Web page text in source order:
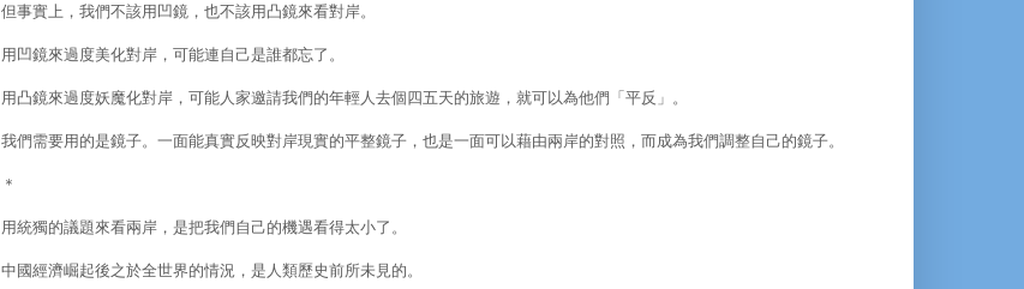
但事實上，我們不該用凹鏡，也不該用凸鏡來看對岸。
用凹鏡來過度美化對岸，可能連自己是誰都忘了。
用凸鏡來過度妖魔化對岸，可能人家邀請我們的年輕人去個四五天的旅遊，就可以為他們「平反」。
我們需要用的是鏡子。一面能真實反映對岸現實的平整鏡子，也是一面可以藉由兩岸的對照，而成為我們調整自己的鏡子。
＊
用統獨的議題來看兩岸，是把我們自己的機遇看得太小了。
中國經濟崛起後之於全世界的情況，是人類歷史前所未見的。